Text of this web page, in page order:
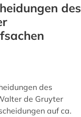
des
des
de Gruyter
auf ca.